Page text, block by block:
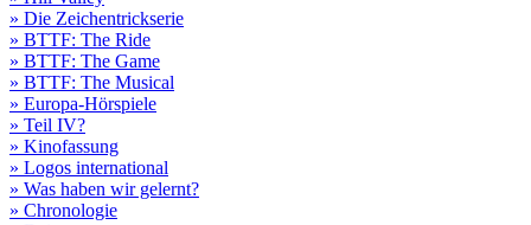
» Die Zeichentrickserie
» BTTF: The Ride
» BTTF: The Game
» BTTF: The Musical
» Europa-Hörspiele
» Teil IV?
» Kinofassung
» Logos international
» Was haben wir gelernt?
» Chronologie